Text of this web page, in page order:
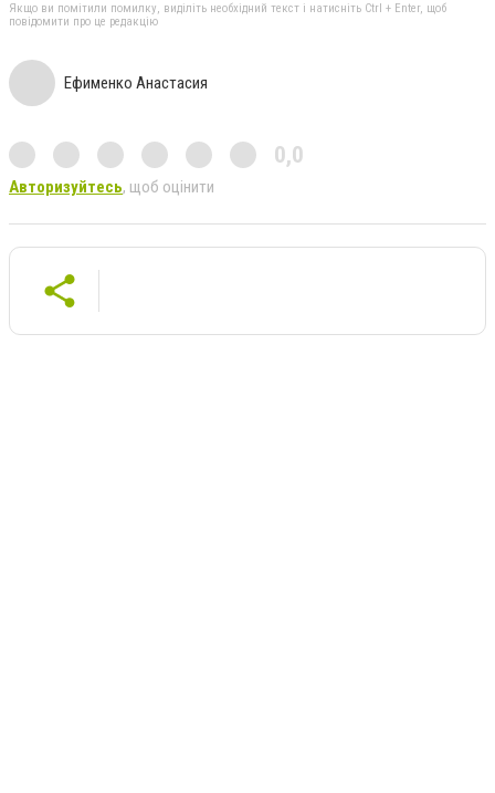
Якщо ви помітили помилку, виділіть необхідний текст і натисніть Ctrl + Enter, щоб
повідомити про це редакцію
Ефименко Анастасия
0,0
Авторизуйтесь, щоб оцінити